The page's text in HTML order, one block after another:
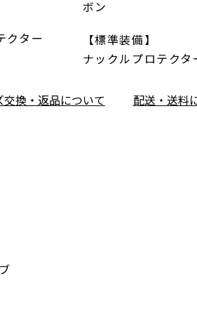
ボン
クター
【標準装備】
ナックルプロテクタ
交換・返品について 配送・送料